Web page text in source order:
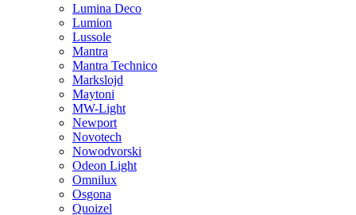
Lumina Deco
Lumion
Lussole
Mantra
Mantra Technico
Markslojd
Maytoni
MW-Light
Newport
Novotech
Nowodvorski
Odeon Light
Omnilux
Osgona
Quoizel